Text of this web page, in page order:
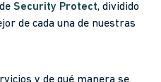
Security Protect, dividido
de cada una de nuestras